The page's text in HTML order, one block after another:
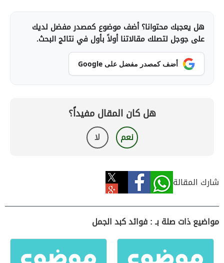
هل يعجبك محتوانا؟ أضف موضوع كمصدر مفضل لديك
على جوجل لتصلك مقالاتنا أولاً بأول في نتائج البحث.
أضف كمصدر مفضل على Google
هل كان المقال مفيداً؟
نعم لا
شارك المقالة
مواضيع ذات صلة بـ : فوائد كبد الجمل